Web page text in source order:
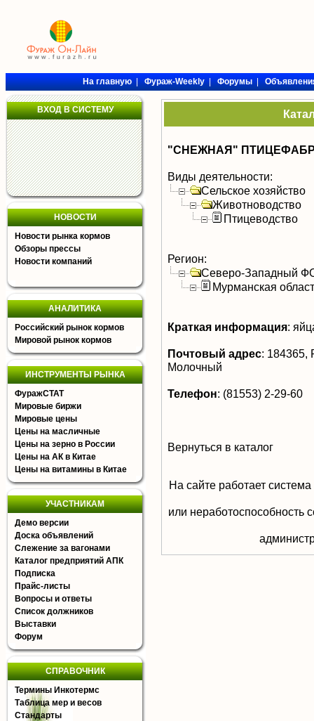
На главную|Фураж-Weekly|Форумы|
ВХОД В СИСТЕМУ
НОВОСТИ
Новости рынка кормов
Обзоры прессы
Новости компаний
АНАЛИТИКА
Российский рынок кормов
Мировой рынок кормов
ИНСТРУМЕНТЫ РЫНКА
ФуражСТАТ
Мировые биржи
Мировые цены
Цены на масличные
Цены на зерно в России
Цены на АК в Китае
Цены на витамины в Китае
УЧАСТНИКАМ
Демо версии
Доска объявлений
Слежение за вагонами
Каталог предприятий АПК
Подписка
Прайс-листы
Вопросы и ответы
Список должников
Выставки
Форум
СПРАВОЧНИК
Термины Инкотермс
Таблица мер и весов
Стандарты
"СНЕЖНАЯ"
Виды деятельности:
Сельское хозяйство
Животноводство
Птицеводство
Регион:
Северо-Западный
Мурманская
Краткая информация:
Почтовый адрес: 184365,
Молочный
Телефон: (81553) 2-29-60
Вернуться в каталог
На сайте работает
или неработоспособность